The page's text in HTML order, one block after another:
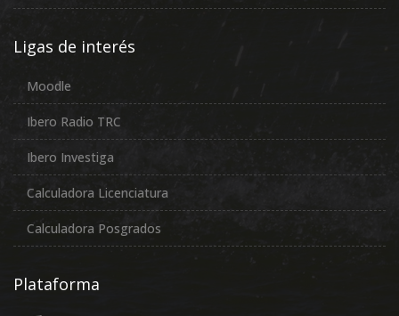
Ligas de interés
Moodle
Ibero Radio TRC
Ibero Investiga
Calculadora Licenciatura
Calculadora Posgrados
Plataforma